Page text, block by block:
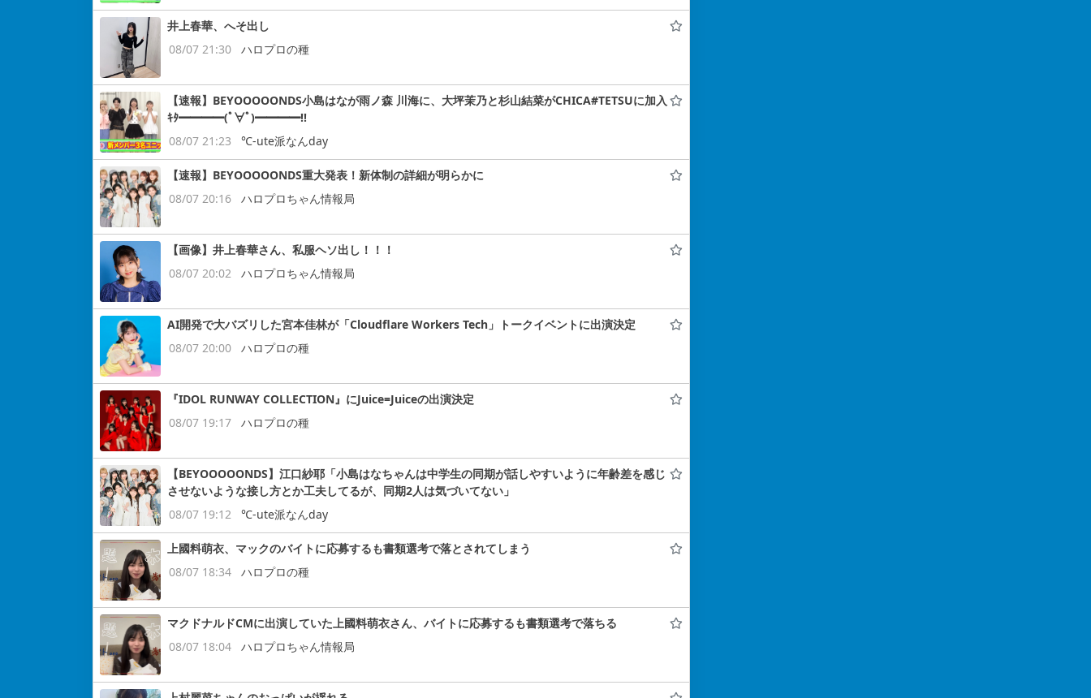
井上春華、へそ出し
08/07 21:30
ハロプロの種
【速報】BEYOOOOONDS小島はなが雨ノ森 川海に、大坪茉乃と杉山結菜がCHICA#TETSUに加入
ｷﾀ━━━━(ﾟ∀ﾟ)━━━━!!
08/07 21:23
℃-ute派なんday
【速報】BEYOOOOONDS重大発表！新体制の詳細が明らかに
08/07 20:16
ハロプロちゃん情報局
【画像】井上春華さん、私服ヘソ出し！！！
08/07 20:02
ハロプロちゃん情報局
AI開発で大バズリした宮本佳林が「Cloudflare Workers Tech」トークイベントに出演決定
08/07 20:00
ハロプロの種
『IDOL RUNWAY COLLECTION』にJuice=Juiceの出演決定
08/07 19:17
ハロプロの種
【BEYOOOOONDS】江口紗耶「小島はなちゃんは中学生の同期が話しやすいように年齢差を感じ
させないような接し方とか工夫してるが、同期2人は気づいてない」
08/07 19:12
℃-ute派なんday
上國料萌衣、マックのバイトに応募するも書類選考で落とされてしまう
08/07 18:34
ハロプロの種
マクドナルドCMに出演していた上國料萌衣さん、バイトに応募するも書類選考で落ちる
08/07 18:04
ハロプロちゃん情報局